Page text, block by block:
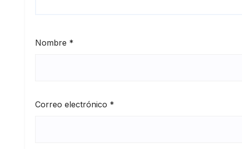
Nombre *
Correo electrónico *